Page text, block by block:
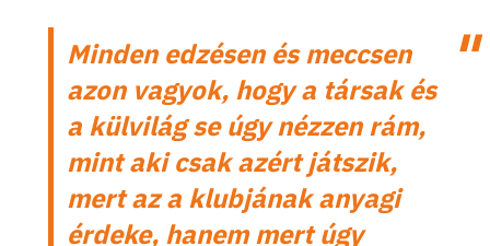
Minden edzésen és meccsen
azon vagyok, hogy a társak és
a külvilág se úgy nézzen rám,
mint aki csak azért játszik,
mert az a klubjának anyagi
érdeke, hanem mert úgy